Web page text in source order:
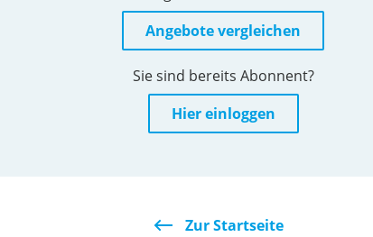
Angebote vergleichen
Sie sind bereits Abonnent?
Hier einloggen
Zur Startseite